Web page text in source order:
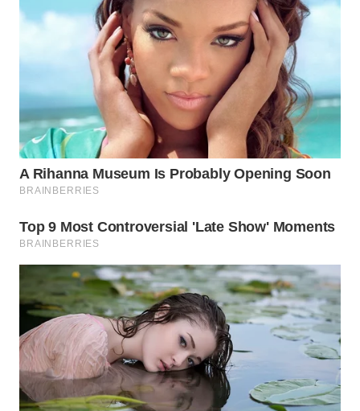
WN
SIMALUNGUN
WN
LABUHANBATU
TAPANULI
TENGAH
WN DELI
SERDANG
WN
TEBING
TINGGI